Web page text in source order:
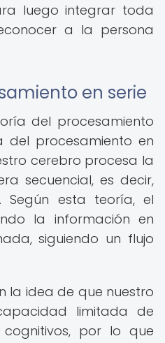
luego integrar toda
a la persona
en serie
del procesamiento
procesamiento en
cerebro procesa la
secuencial, es decir,
esta teoría, el
la información en
siguiendo un flujo
la idea de que nuestro
limitada de
por lo que